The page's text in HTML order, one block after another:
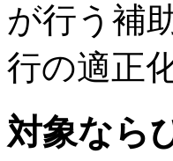
が行う補
行の適正
対象なら